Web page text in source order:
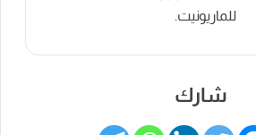
للماريونيت.
شارك